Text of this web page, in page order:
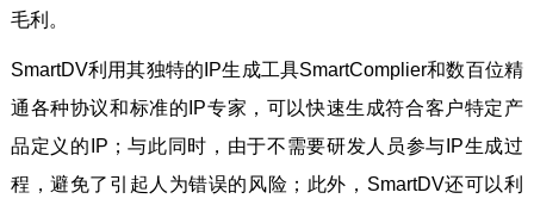
毛利。
SmartDV利用其独特的IP生成工具SmartComplier和数百位精
通各种协议和标准的IP专家，可以快速生成符合客户特定产
品定义的IP；与此同时，由于不需要研发人员参与IP生成过
程，避免了引起人为错误的风险；此外，SmartDV还可以利